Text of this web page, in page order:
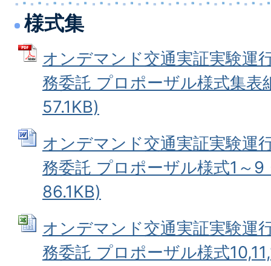
様式集
オンデマンド交通実証実験運
務委託 プロポーザル様式集表
57.1KB)
オンデマンド交通実証実験運
務委託 プロポーザル様式1～
86.1KB)
オンデマンド交通実証実験運
務委託 プロポーザル様式